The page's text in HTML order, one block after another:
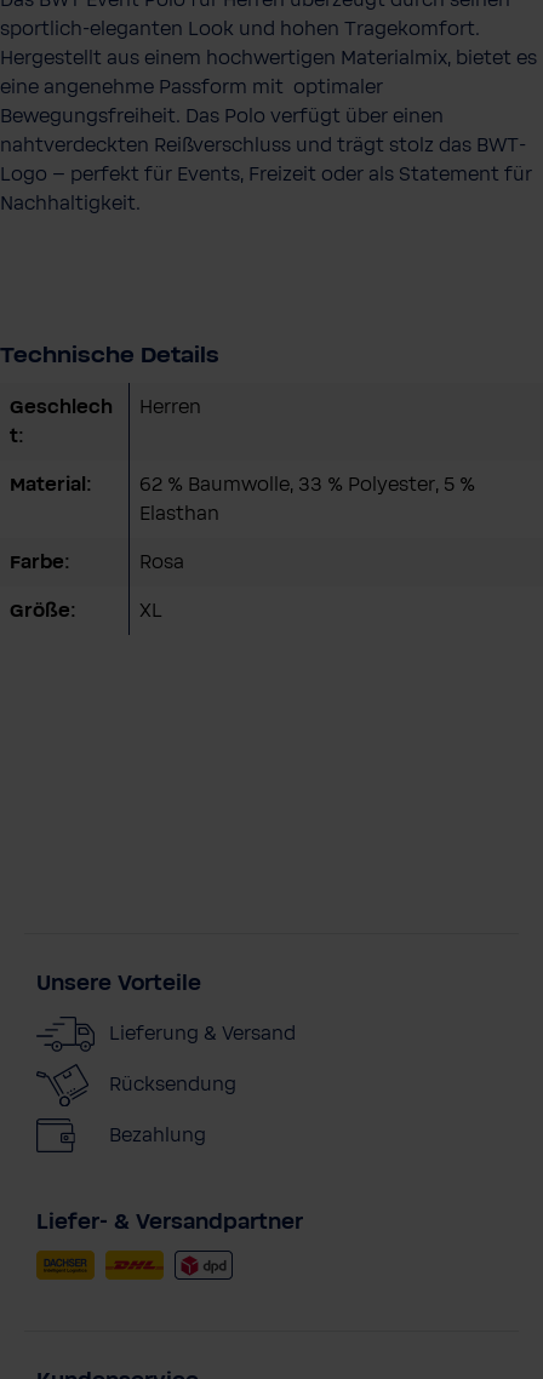
sportlich-eleganten Look und hohen Tragekomfort.
Hergestellt aus einem hochwertigen Materialmix, bietet es
eine angenehme Passform mit optimaler
Bewegungsfreiheit. Das Polo verfügt über einen
nahtverdeckten Reißverschluss und trägt stolz das BWT-
Logo – perfekt für Events, Freizeit oder als Statement für
Nachhaltigkeit.
Technische Details
Geschlech
t:
Herren
Material:
62 % Baumwolle, 33 % Polyester, 5 %
Elasthan
Farbe: Rosa
Größe: XL
Unsere Vorteile
Lieferung & Versand
Rücksendung
Bezahlung
Liefer- & Versandpartner